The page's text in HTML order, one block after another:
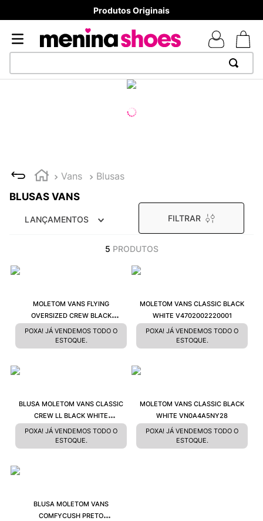
Produtos Originais
Vans
Blusas
BLUSAS VANS
LANÇAMENTOS FILTRAR
5 PRODUTOS
MOLETOM VANS FLYING
OVERSIZED CREW BLACK
VN0A5AQ1BLKS
POXA! JÁ VENDEMOS TODO O
ESTOQUE.
MOLETOM VANS CLASSIC BLACK
WHITE V4702002220001
POXA! JÁ VENDEMOS TODO O
ESTOQUE.
BLUSA MOLETOM VANS CLASSIC
CREW LL BLACK WHITE
VN0A4A5PY28
POXA! JÁ VENDEMOS TODO O
ESTOQUE.
MOLETOM VANS CLASSIC BLACK
WHITE VN0A4A5NY28
POXA! JÁ VENDEMOS TODO O
ESTOQUE.
BLUSA MOLETOM VANS
COMFYCUSH PRETO
MELISSA SLIDE
NEW BALANCE 204L